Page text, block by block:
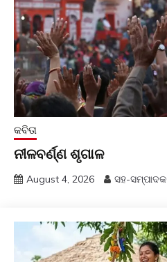
କବିତା
ନୀଳବର୍ଣ୍ଣ ଶୃଗାଳ
August 4, 2026 ସହ-ସମ୍ପାଦକ